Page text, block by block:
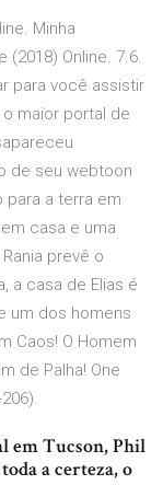
Minha
(2018) Online. 7.6.
para você assistir
maior portal de
de seu webtoon
para a terra em
casa e uma
prevê o
a casa de Elias é
um dos homens
Caos! O Homem
de Palha! One
em Tucson, Phil
a certeza, o